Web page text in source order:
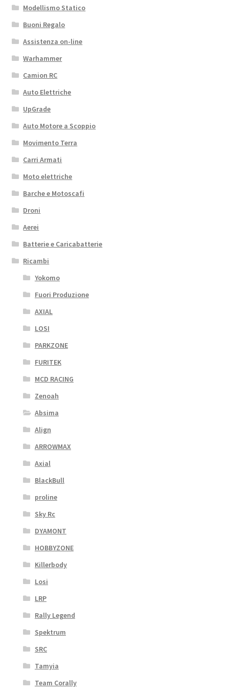
Modellismo Statico
Buoni Regalo
Assistenza on-line
Warhammer
Camion RC
Auto Elettriche
UpGrade
Auto Motore a Scoppio
Movimento Terra
Carri Armati
Moto elettriche
Barche e Motoscafi
Droni
Aerei
Batterie e Caricabatterie
Ricambi
Yokomo
Fuori Produzione
AXIAL
LOSI
PARKZONE
FURITEK
MCD RACING
Zenoah
Absima
Align
ARROWMAX
Axial
BlackBull
proline
Sky Rc
DYAMONT
HOBBYZONE
Killerbody
Losi
LRP
Rally Legend
Spektrum
SRC
Tamyia
Team Corally